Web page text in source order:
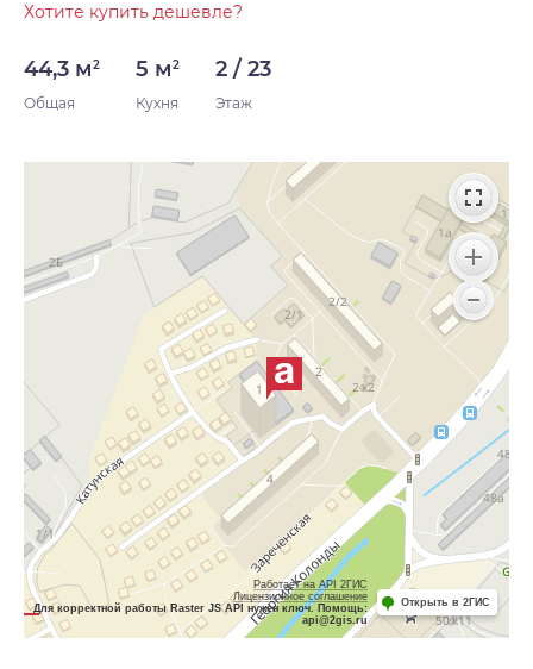
Хотите купить дешевле?
44,3 м2
Общая
5 м2
Кухня
2 / 23
Этаж
Работает на API 2ГИС
Лицензионное соглашение
Для корректной работы Raster JS API нужен ключ. Помощь:
api@2gis.ru
Открыть в 2ГИС